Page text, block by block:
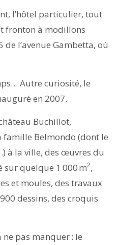
l’hôtel particulier, tout
fronton à modillons
l’avenue Gambetta, où
Autre curiosité, le
en 2007.
Buchillot,
famille Belmondo (dont le
à la ville, des œuvres du
quelque 1 000 m2,
et moules, des travaux
dessins, des croquis
pas manquer : le